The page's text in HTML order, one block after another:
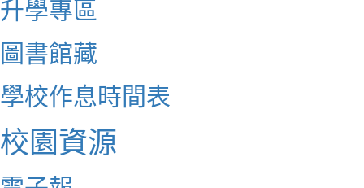
升學專區
圖書館藏
學校作息時間表
校園資源